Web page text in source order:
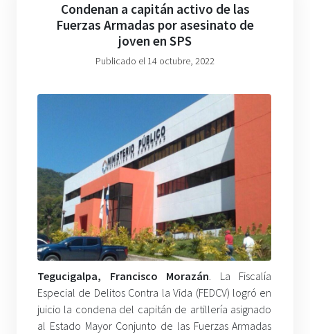
Condenan a capitán activo de las
Fuerzas Armadas por asesinato de
joven en SPS
Publicado el 14 octubre, 2022
Tegucigalpa, Francisco Morazán . La Fiscalía
Especial de Delitos Contra la Vida (FEDCV) logró en
juicio la condena del capitán de artillería asignado
al Estado Mayor Conjunto de las Fuerzas Armadas